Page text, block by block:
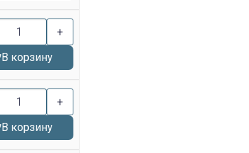
+
В корзину
+
В корзину